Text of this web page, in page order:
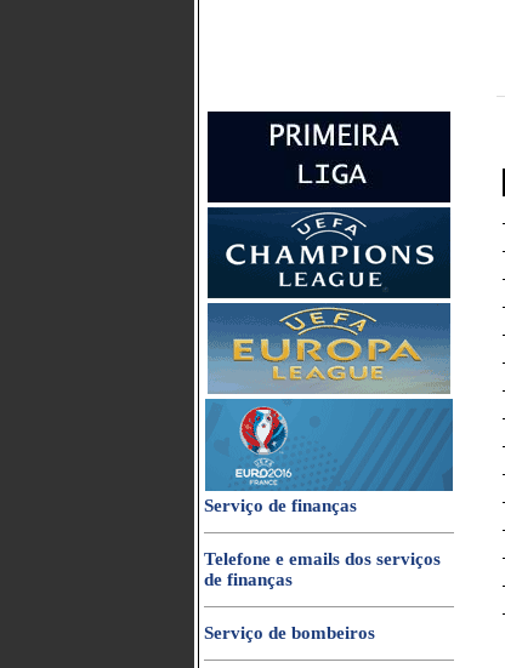
Serviço de finanças
Telefone e emails dos serviços
de finanças
Serviço de bombeiros